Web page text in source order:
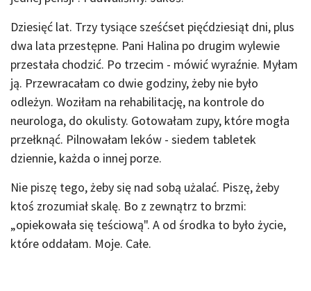
Dziesięć lat. Trzy tysiące sześćset pięćdziesiąt dni, plus
dwa lata przestępne. Pani Halina po drugim wylewie
przestała chodzić. Po trzecim - mówić wyraźnie. Myłam
ją. Przewracałam co dwie godziny, żeby nie było
odleżyn. Woziłam na rehabilitację, na kontrole do
neurologa, do okulisty. Gotowałam zupy, które mogła
przełknąć. Pilnowałam leków - siedem tabletek
dziennie, każda o innej porze.
Nie piszę tego, żeby się nad sobą użalać. Piszę, żeby
ktoś zrozumiał skalę. Bo z zewnątrz to brzmi:
„opiekowała się teściową". A od środka to było życie,
które oddałam. Moje. Całe.